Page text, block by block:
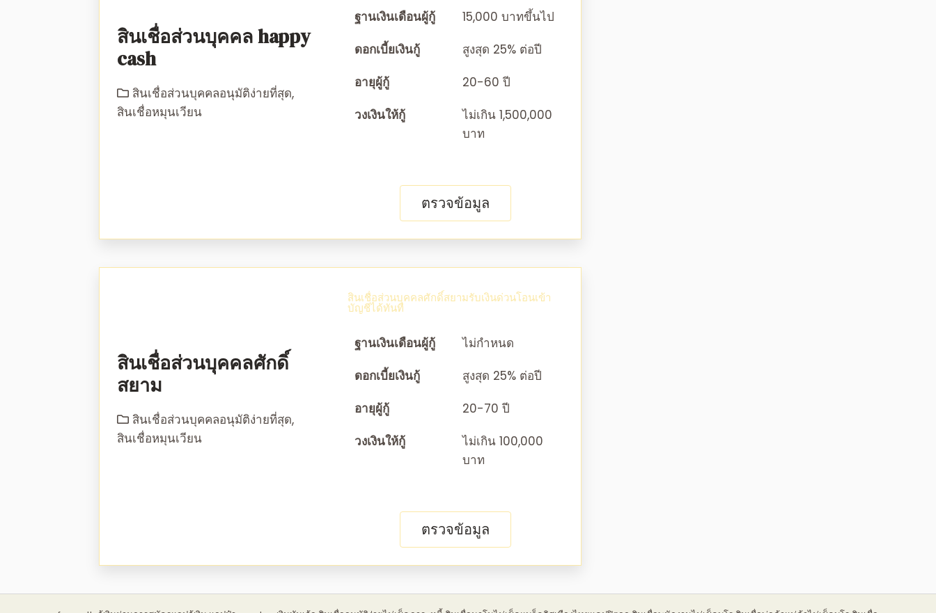
สินเชื่อส่วนบุคคล happy
cash
สินเชื่อส่วนบุคคลอนุมัติง่ายที่สุด,
สินเชื่อหมุนเวียน
ฐานเงินเดือนผู้กู้
15,000 บาทขึ้นไป
ดอกเบี้ยเงินกู้
สูงสุด 25% ต่อปี
อายุผู้กู้
20-60 ปี
วงเงินให้กู้
ไม่เกิน 1,500,000
บาท
ตรวจข้อมูล
สินเชื่อส่วนบุคคลศักดิ์
สยาม
สินเชื่อส่วนบุคคลอนุมัติง่ายที่สุด,
สินเชื่อหมุนเวียน
สินเชื่อส่วนบุคคลศักดิ์สยามรับเงินด่วนโอนเข้า
บัญชีได้ทันที
ฐานเงินเดือนผู้กู้
ไม่กำหนด
ดอกเบี้ยเงินกู้
สูงสุด 25% ต่อปี
อายุผู้กู้
20-70 ปี
วงเงินให้กู้
ไม่เกิน 100,000
บาท
ตรวจข้อมูล